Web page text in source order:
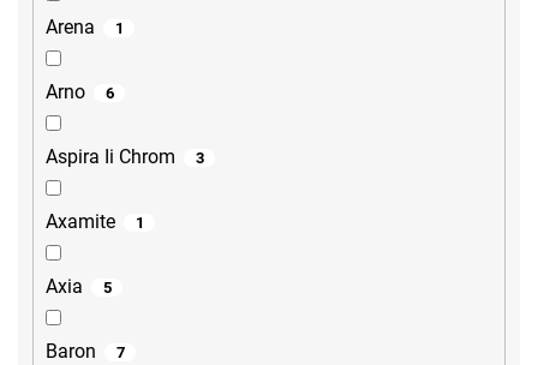
Arena 1
Arno 6
Aspira Ii Chrom 3
Axamite 1
Axia 5
Baron 7